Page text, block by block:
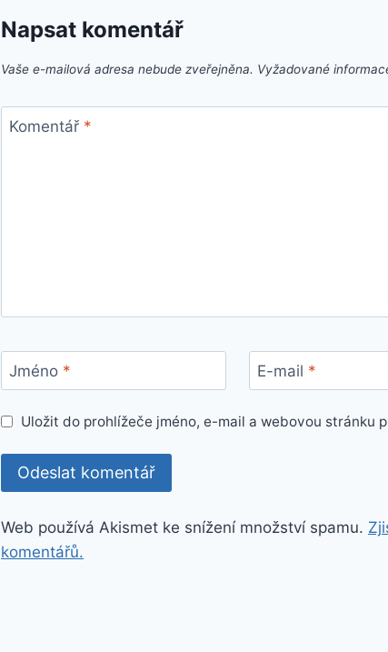
Napsat komentář
Vaše e-mailová adresa nebude zveřejněna. Vyžadované
Komentář *
Jméno * E-mail *
Uložit do prohlížeče jméno, e-mail a webovou stránku
Web používá Akismet ke snížení množství spamu.
komentářů.